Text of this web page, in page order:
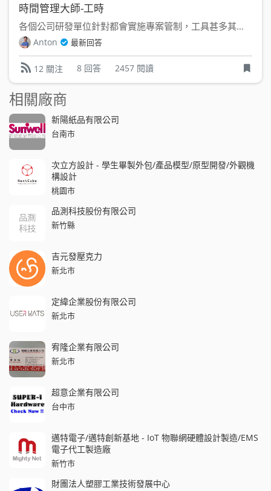
時間管理大師-工時
各個公司研發單位針對都會實施專案管制，工具甚多其中包含甘特...
Anton 最新回答
12 關注 8 回答 2457 閱讀
相關廠商
新陽紙品有限公司
台南市
次立方設計 - 學生畢製外包/產品模型/原型開發/外觀機
構設計
桃園市
品測科技股份有限公司
新竹縣
吉元發壓克力
新北市
定緯企業股份有限公司
新北市
宥隆企業有限公司
新北市
超意企業有限公司
台中市
邁特電子/邁特創新基地 - IoT 物聯網硬體設計製造/EMS
電子代工製造廠
新竹市
財團法人塑膠工業技術發展中心